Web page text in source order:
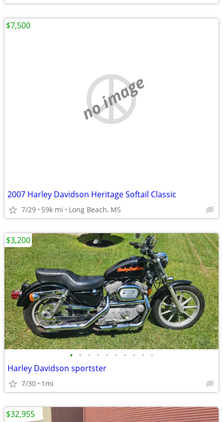
no image
2007 Harley Davidson Heritage Softail Classic
7/29 59k mi Long Beach, MS
$7,500
• • • • • • • • • •
Harley Davidson sportster
7/30 1mi
$3,200
$32,955